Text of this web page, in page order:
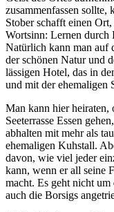
zusammenfassen
Stober schafft einen
Wortsinn: Lernen durch
Natürlich kann man auf
der schönen Natur und
lässigen Hotel, das in
und mit der ehemaligen
Man kann hier heiraten,
Seeterrasse Essen
abhalten mit mehr als
ehemaligen Kuhstall.
davon, wie viel jeder
kann, wenn er all seine
macht. Es geht nicht
auch die Borsigs